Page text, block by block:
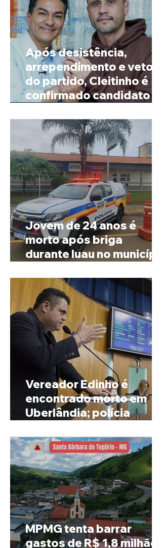
Após desistência,
arrependimento e veto
do partido, Cleitinho é
confirmado candidato ao
Jovem de 24 anos é
morto após briga
durante luau no município
Vereador Edinho é
encontrado morto em
Uberlândia; polícia
MPMG tenta barrar
gastos de R$ 1,8 milhão